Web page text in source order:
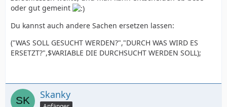
oder gut gemeint
Du kannst auch andere Sachen ersetzen lassen:
("WAS SOLL GESUCHT WERDEN?","DURCH WAS WIRD ES
ERSETZT?",$VARIABLE DIE DURCHSUCHT WERDEN SOLL);
Skanky